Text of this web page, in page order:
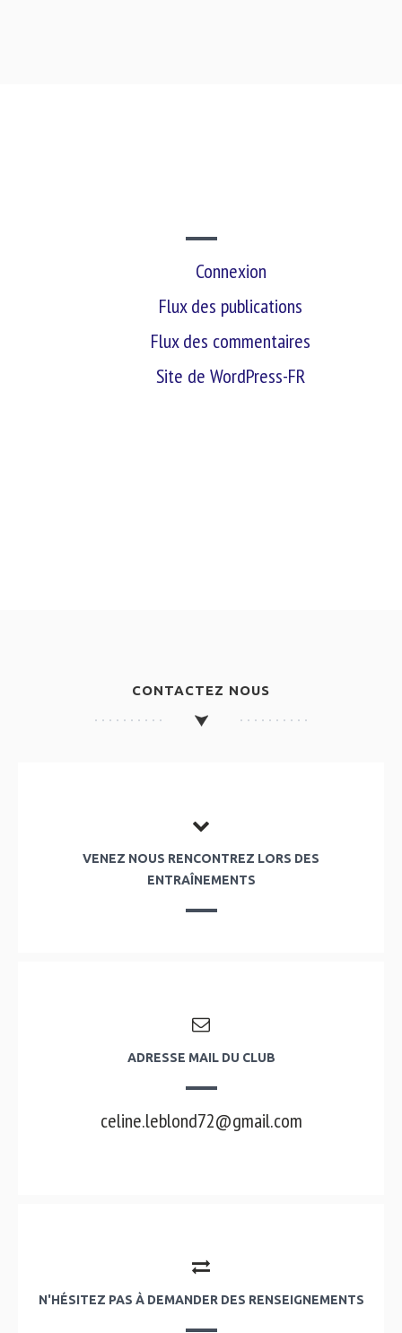
Connexion
Flux des publications
Flux des commentaires
Site de WordPress-FR
CONTACTEZ NOUS
VENEZ NOUS RENCONTREZ LORS DES
ENTRAÎNEMENTS
ADRESSE MAIL DU CLUB
celine.leblond72@gmail.com
N'HÉSITEZ PAS À DEMANDER DES RENSEIGNEMENTS